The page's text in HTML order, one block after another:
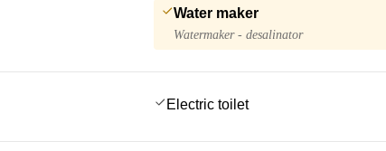
Water maker
Watermaker - desalinator
Electric toilet